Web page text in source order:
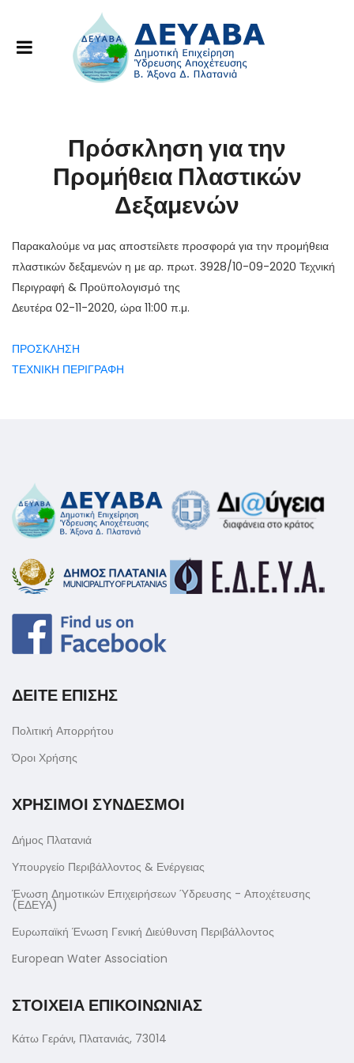
Πρόσκληση για την
Προμήθεια Πλαστικών
Δεξαμενών
Παρακαλούμε να μας αποστείλετε προσφορά για την προμήθεια
πλαστικών δεξαμενών η με αρ. πρωτ. 3928/10-09-2020 Τεχνική
Περιγραφή & Προϋπολογισμό της
Δευτέρα 02-11-2020, ώρα 11:00 π.μ.
ΠΡΟΣΚΛΗΣΗ
ΤΕΧΝΙΚΗ ΠΕΡΙΓΡΑΦΗ
ΔΕΙΤΕ ΕΠΙΣΗΣ
Πολιτική Απορρήτου
Όροι Χρήσης
ΧΡΗΣΙΜΟΙ ΣΥΝΔΕΣΜΟΙ
Δήμος Πλατανιά
Υπουργείο Περιβάλλοντος & Ενέργειας
Ένωση Δημοτικών Επιχειρήσεων Ύδρευσης - Αποχέτευσης
(ΕΔΕΥΑ)
Ευρωπαϊκή Ένωση Γενική Διεύθυνση Περιβάλλοντος
European Water Association
ΣΤΟΙΧΕΙΑ ΕΠΙΚΟΙΝΩΝΙΑΣ
Κάτω Γεράνι, Πλατανιάς, 73014